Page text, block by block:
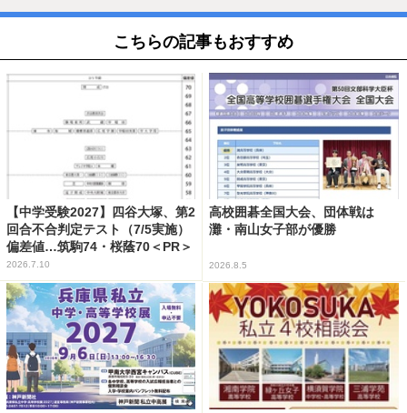
こちらの記事もおすすめ
【中学受験2027】四谷大塚、第2
回合不合判定テスト（7/5実施）
偏差値…筑駒74・桜蔭70＜PR＞
2026.7.10
高校囲碁全国大会、団体戦は
灘・南山女子部が優勝
2026.8.5